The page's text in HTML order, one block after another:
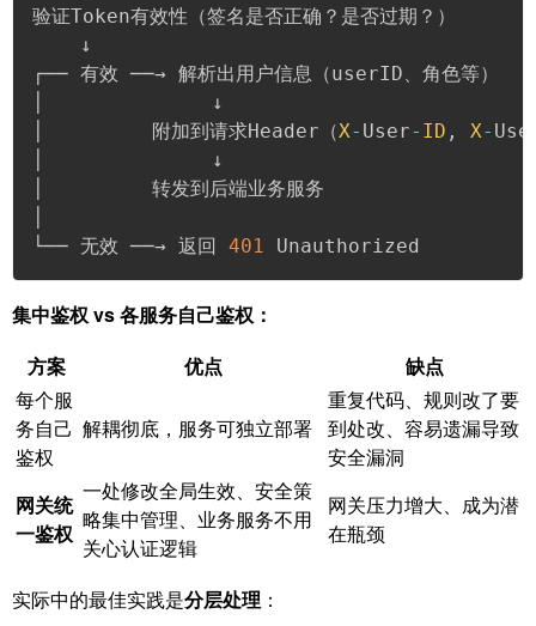
验证Token有效性（签名是否正确？是否过期？）
    ↓
┌── 有效 ──→ 解析出用户信息（userID、角色等）
│              ↓
│         附加到请求Header（X- User- ID , X-
│              ↓
│         转发到后端业务服务
└── 无效 ──→ 返回 401 Unauthorized
集中鉴权 vs 各服务自己鉴权：
方案
优点
缺点
每个服
务自己
鉴权
解耦彻底，服务可独立部署
重复代码、规则改了要
到处改、容易遗漏导致
安全漏洞
网关统
一鉴权
一处修改全局生效、安全策
略集中管理、业务服务不用
关心认证逻辑
网关压力增大、成为潜
在瓶颈
实际中的最佳实践是分层处理 ：